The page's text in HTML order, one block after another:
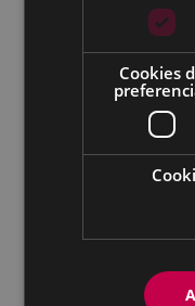
Todas las
Eibarko
Andretxea: 943
IFZ:
Cookies